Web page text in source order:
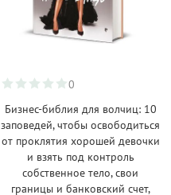
0
Бизнес-библия для волчиц: 10
заповедей, чтобы освободиться
от проклятия хорошей девочки
и взять под контроль
собственное тело, свои
границы и банковский счет,